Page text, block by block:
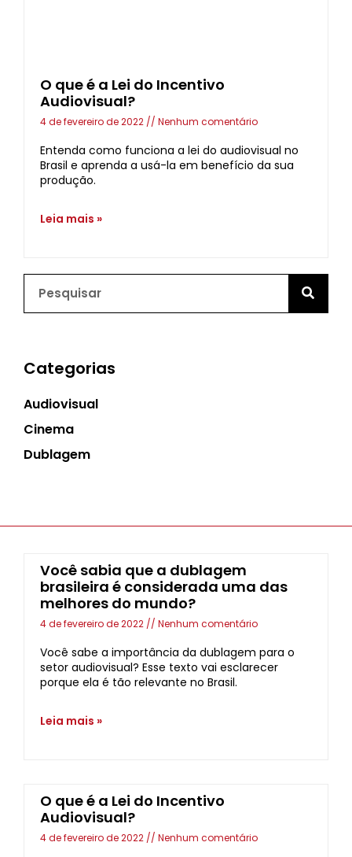
O que é a Lei do Incentivo
Audiovisual?
4 de fevereiro de 2022 Nenhum comentário
Entenda como funciona a lei do audiovisual no
Brasil e aprenda a usá-la em benefício da sua
produção.
Leia mais »
Categorias
Audiovisual
Cinema
Dublagem
Você sabia que a dublagem
brasileira é considerada uma das
melhores do mundo?
4 de fevereiro de 2022 Nenhum comentário
Você sabe a importância da dublagem para o
setor audiovisual? Esse texto vai esclarecer
porque ela é tão relevante no Brasil.
Leia mais »
O que é a Lei do Incentivo
Audiovisual?
4 de fevereiro de 2022 Nenhum comentário